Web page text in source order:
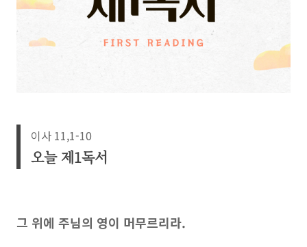
이사 11,1-10
오늘 제1독서
그 위에 주님의 영이 머무르리라.